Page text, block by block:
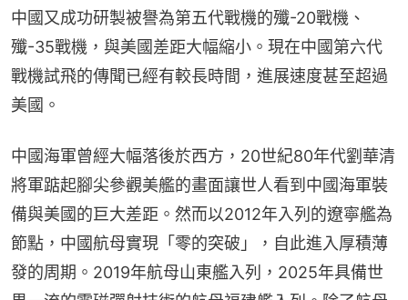
中國又成功研製被譽為第五代戰機的殲-20戰機、
殲-35戰機，與美國差距大幅縮小。現在中國第六代
戰機試飛的傳聞已經有較長時間，進展速度甚至超過
美國。
中國海軍曾經大幅落後於西方，20世紀80年代劉華清
將軍踮起腳尖參觀美艦的畫面讓世人看到中國海軍裝
備與美國的巨大差距。然而以2012年入列的遼寧艦為
節點，中國航母實現「零的突破」，自此進入厚積薄
發的周期。2019年航母山東艦入列，2025年具備世